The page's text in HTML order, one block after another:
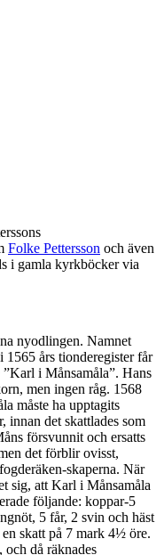
Folke Pettersson och även
i gamla kyrkböcker via
nyodlingen. Namnet
års tionderegister får
i Månsamåla”. Hans
men ingen råg. 1568
måste ha upptagits
innan det skattlades som
försvunnit och ersatts
det förblir ovisst,
skaperna. När
sig, att Karl i Månsamåla
följande: koppar-5
5 får, 2 svin och häst
skatt på 7 mark 4½ öre.
och då räknades